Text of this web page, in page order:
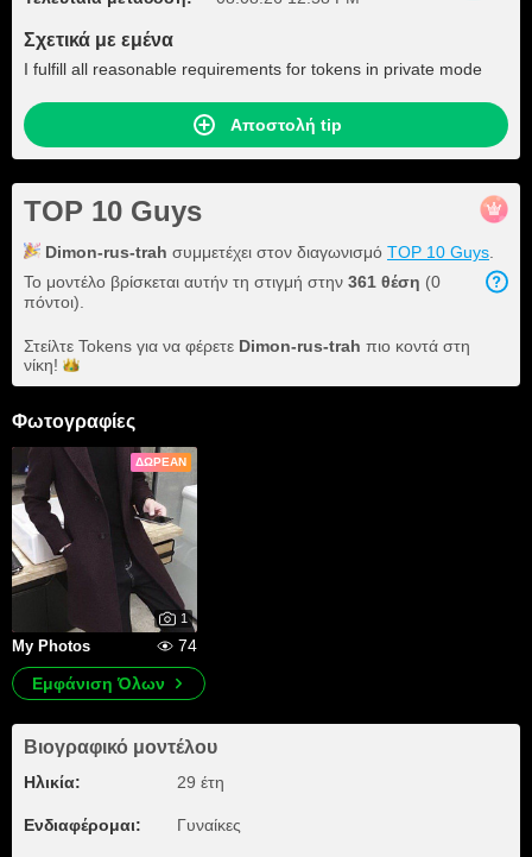
Σχετικά με εμένα
I fulfill all reasonable requirements for tokens in private mode
Αποστολή tip
TOP 10 Guys
Dimon-rus-trah συμμετέχει στον διαγωνισμό TOP 10 Guys
Το μοντέλο βρίσκεται αυτήν τη στιγμή στην 361 θέση (0
πόντοι).
Στείλτε Tokens για να φέρετε Dimon-rus-trah πιο κοντά στη
νίκη!
Φωτογραφίες
ΔΩΡΕΆΝ
1
My Photos
74
Εμφάνιση Όλων
Βιογραφικό μοντέλου
Ηλικία: 29 έτη
Ενδιαφέρομαι: Γυναίκες